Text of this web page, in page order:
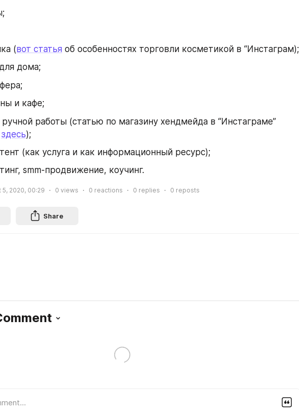
(вот статья об особенностях торговли косметикой в “Инстаграм);
дома;
и кафе;
ручной работы (статью по магазину хендмейда в “Инстаграме”
здесь);
(как услуга и как информационный ресурс);
smm-продвижение, коучинг.
5, 2020, 00:29 0 views 0 reactions 0 replies 0 reposts
Share